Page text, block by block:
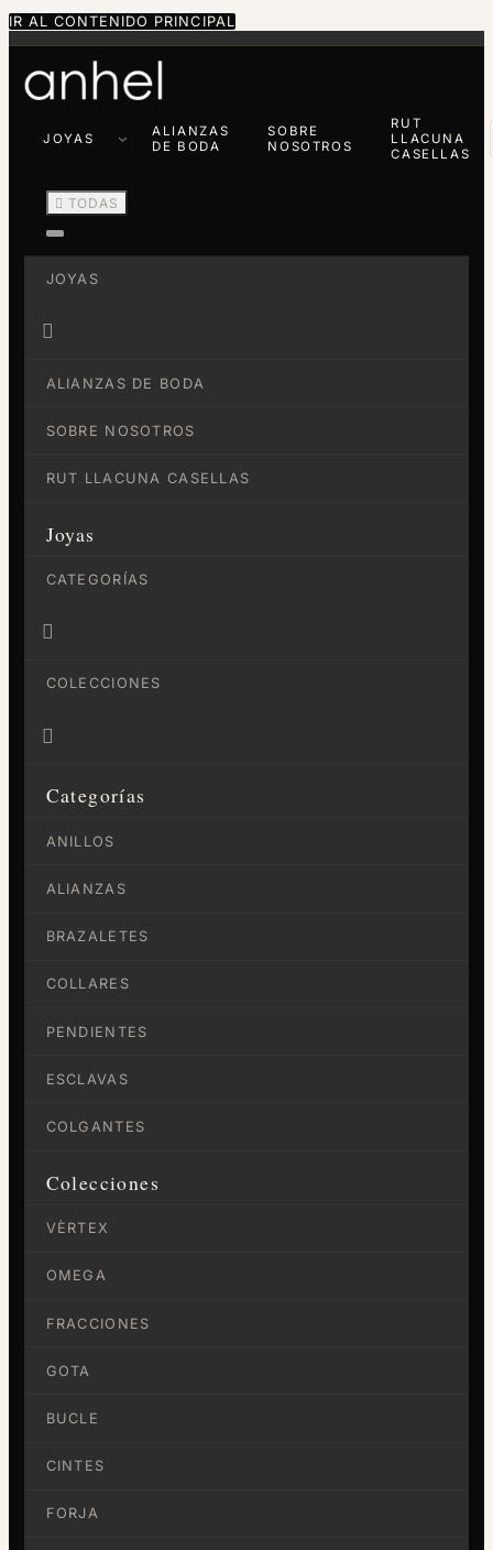
IR AL CONTENIDO PRINCIPAL
JOYAS
ALIANZAS
DE BODA
SOBRE
NOSOTROS
RUT
LLACUNA
CASELLAS
 TODAS
JOYAS

ALIANZAS DE BODA
SOBRE NOSOTROS
RUT LLACUNA CASELLAS
Joyas
CATEGORÍAS

COLECCIONES

Categorías
ANILLOS
ALIANZAS
BRAZALETES
COLLARES
PENDIENTES
ESCLAVAS
COLGANTES
Colecciones
VÈRTEX
OMEGA
FRACCIONES
GOTA
BUCLE
CINTES
FORJA